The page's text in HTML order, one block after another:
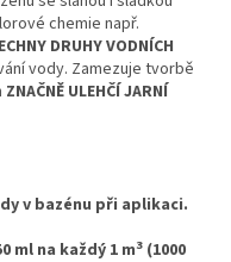
chemie např.
DRUHY VODNÍCH
vody. Zamezuje tvorbě
ZNAČNĚ ULEHČÍ JARNÍ
v bazénu při aplikaci.
ml na každý 1 m3 (1000